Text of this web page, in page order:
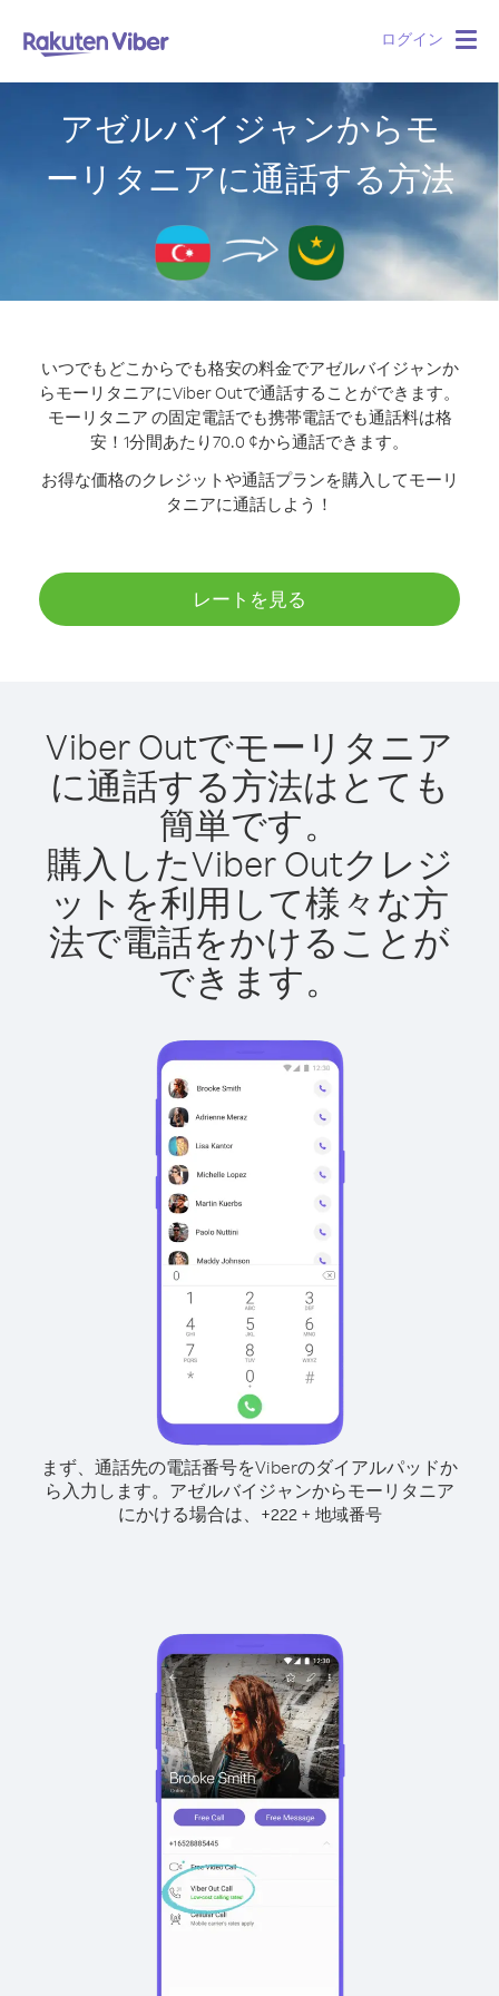
ログイン
アゼルバイジャンからモ
ーリタニアに通話する方法
いつでもどこからでも格安の料金でアゼルバイジャンか
らモーリタニアにViber Outで通話することができます。
モーリタニア の固定電話でも携帯電話でも通話料は格
安！1分間あたり70.0 ¢から通話できます。
お得な価格のクレジットや通話プランを購入してモーリ
タニアに通話しよう！
レートを見る
Viber Outでモーリタニア
に通話する方法はとても
簡単です。
購入したViber Outクレジ
ットを利用して様々な方
法で電話をかけることが
できます。
まず、通話先の電話番号をViberのダイアルパッドか
ら入力します。 アゼルバイジャンからモーリタニア
にかける場合は、
+222+ 地域番号